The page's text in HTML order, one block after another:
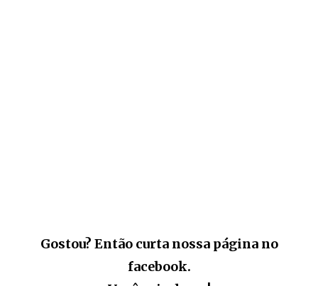
Gostou? Então curta nossa página no
facebook.